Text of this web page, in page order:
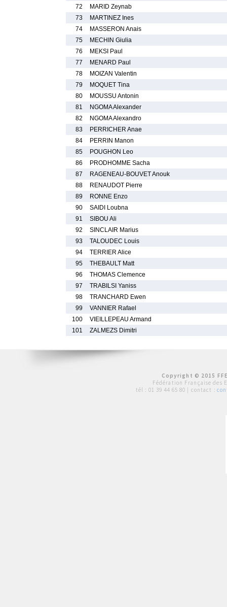
72
MARID Zeynab
73
MARTINEZ Ines
74
MASSERON Anais
75
MECHIN Giulia
76
MEKSI Paul
77
MENARD Paul
78
MOIZAN Valentin
79
MOQUET Tina
80
MOUSSU Antonin
81
NGOMA Alexander
82
NGOMA Alexandro
83
PERRICHER Anae
84
PERRIN Manon
85
POUGHON Leo
86
PRODHOMME Sacha
87
RAGENEAU-BOUVET Anouk
88
RENAUDOT Pierre
89
RONNE Enzo
90
SAIDI Loubna
91
SIBOU Ali
92
SINCLAIR Marius
93
TALOUDEC Louis
94
TERRIER Alice
95
THEBAULT Matt
96
THOMAS Clemence
97
TRABILSI Yaniss
98
TRANCHARD Ewen
99
VANNIER Rafael
100
VIEILLEPEAU Armand
101
ZALMEZS Dimitri
Copyright © 2015
Fédération Française des
tél : 01 39 44 65 80 | contact :